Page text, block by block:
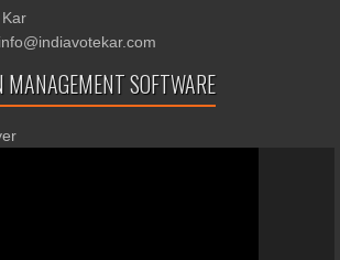
MANAGEMENT SOFTWARE